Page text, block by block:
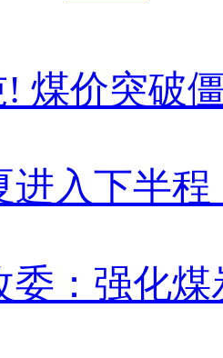
! 煤价突破
进入下半
委：强化